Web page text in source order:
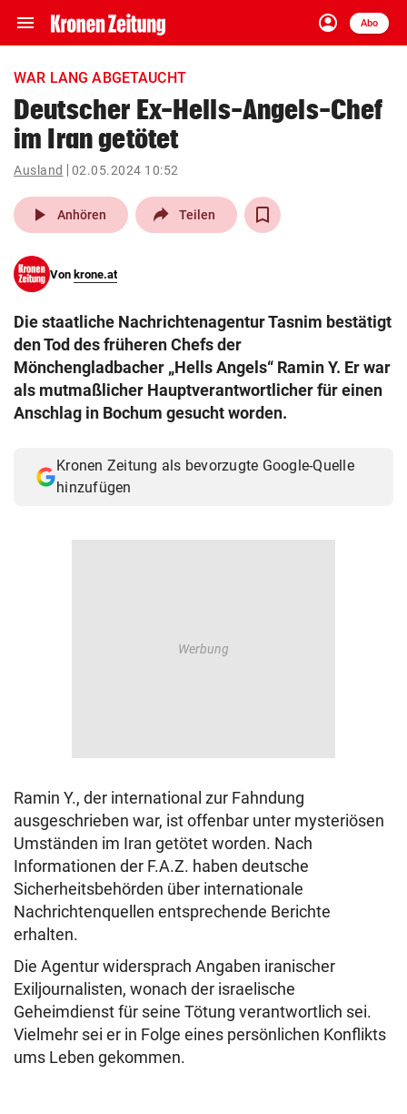
menu Navigation
ein-/ausklappen
account_circle
Anmelden
Abo
close Schließen
account_circle Anmelden
pin_drop
Wien arrow_right
search
eingeben
© Krone Multimedia GmbH & Co KG 2026
WAR LANG ABGETAUCHT
Deutscher Ex-Hells-Angels-Chef
im Iran getötet
Ausland 02.05.2024 10:52
play_arrow Anhören Teilen
Von krone.at
Die staatliche Nachrichtenagentur Tasnim bestätigt
den Tod des früheren Chefs der
Mönchengladbacher „Hells Angels“ Ramin Y. Er war
als mutmaßlicher Hauptverantwortlicher für einen
Anschlag in Bochum gesucht worden.
Kronen Zeitung als bevorzugte Google-Quelle
hinzufügen
Ramin Y., der international zur Fahndung
ausgeschrieben war, ist offenbar unter mysteriösen
Umständen im Iran getötet worden. Nach
Informationen der F.A.Z. haben deutsche
Sicherheitsbehörden über internationale
Nachrichtenquellen entsprechende Berichte
erhalten.
Die Agentur widersprach Angaben iranischer
Exiljournalisten, wonach der israelische
Geheimdienst für seine Tötung verantwortlich sei.
Vielmehr sei er in Folge eines persönlichen Konflikts
ums Leben gekommen.